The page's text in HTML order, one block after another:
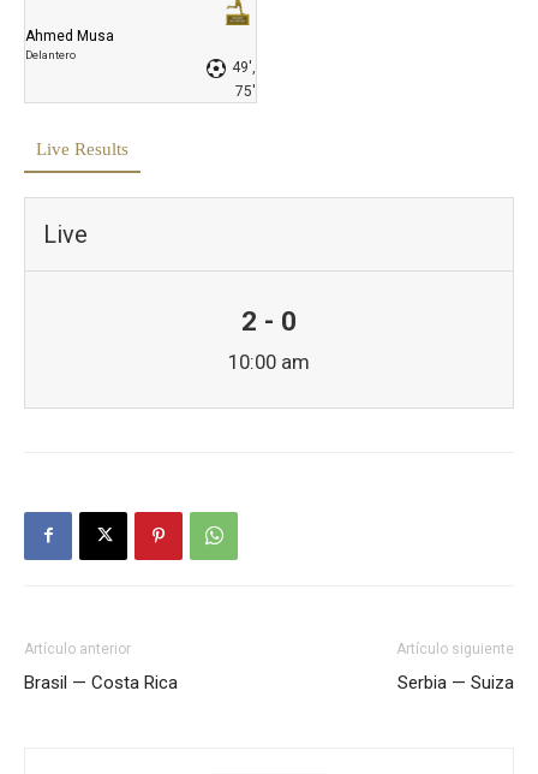
Ahmed Musa
Delantero
49',
75'
Live Results
Live
2 - 0
10:00 am
Artículo anterior
Brasil — Costa Rica
Artículo siguiente
Serbia — Suiza